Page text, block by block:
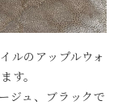
ルのアップルウォ
す。
ジュ、ブラックで